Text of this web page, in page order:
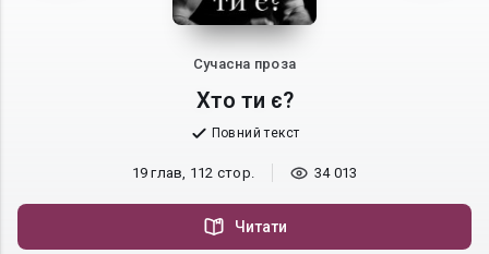
Сучасна проза
Хто ти є?
Повний текст
19 глав, 112 стор. 34 013
Читати